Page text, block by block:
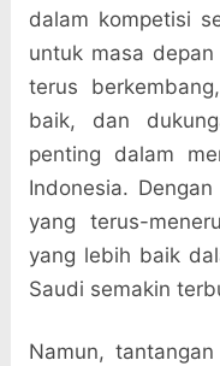
dalam kompetisi
untuk masa
terus
baik, dan
penting dalam
Indonesia.
yang terus-
yang lebih baik
Saudi semakin
Namun,